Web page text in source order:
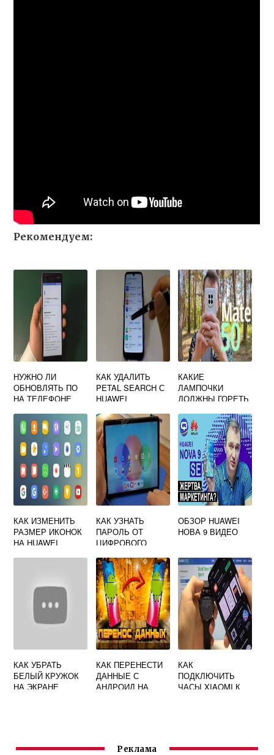
Рекомендуем:
НУЖНО ЛИ
ОБНОВЛЯТЬ ПО
НА ТЕЛЕФОНЕ
КАК УДАЛИТЬ
PETAL SEARCH С
HUAWEI
КАКИЕ
ЛАМПОЧКИ
ДОЛЖНЫ ГОРЕТЬ
БЕЛТЕЛЕКОМ
HUAWEI
КАК ИЗМЕНИТЬ
РАЗМЕР ИКОНОК
НА HUAWEI
КАК УЗНАТЬ
ПАРОЛЬ ОТ
ЦИФРОВОГО
HUAWEI
ОБЗОР HUAWEI
НОВА 9 ВИДЕО
КАК УБРАТЬ
БЕЛЫЙ КРУЖОК
НА ЭКРАНЕ
КАК ПЕРЕНЕСТИ
ДАННЫЕ С
АНДРОИД НА
КАК
ПОДКЛЮЧИТЬ
ЧАСЫ XIAOMI К
Реклама